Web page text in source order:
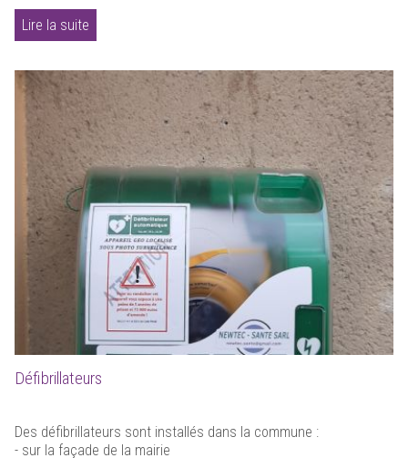
Lire la suite
Défibrillateurs
Des défibrillateurs sont installés dans la commune :
- sur la façade de la mairie